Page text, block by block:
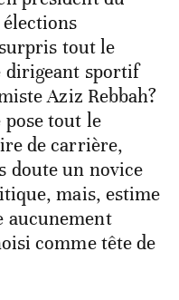
tout le
dirigeant sportif
Aziz Rebbah?
pose tout le
de carrière,
doute un novice
mais, estime
aucunement
comme tête de